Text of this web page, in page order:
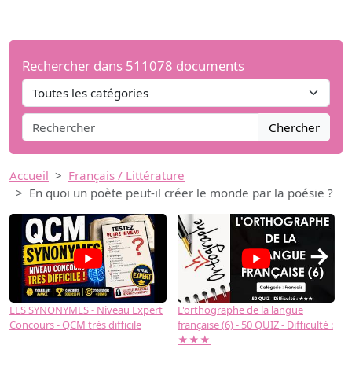
Rechercher dans 511078 documents
Chercher
Accueil
Français / Littérature
En quoi un poète peut-il créer le monde par la poésie ?
LES SYNONYMES - Niveau Expert
Concours - QCM très difficile
L'orthographe de la langue
française (6) - 50 QUIZ - Difficulté :
★★★
→